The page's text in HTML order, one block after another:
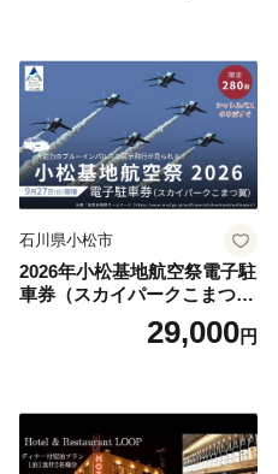
石川県小松市
2026年小松基地航空祭電子駐
車券（スカイパークこまつ
翼） 駐車場 シャトルバスの
りばすぐ 石川県 小松市
29,000円